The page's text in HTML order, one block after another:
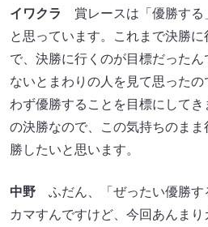
イワクラ
賞レースは「優勝する
と思っています。これまで決勝
で、決勝に行くのが目標だった
ないとまわりの人を見て思った
わず優勝することを目標にして
の決勝なので、この気持ちのま
勝したいと思います。
中野 ふだん、「ぜったい優勝す
カマすんですけど、今回あんま